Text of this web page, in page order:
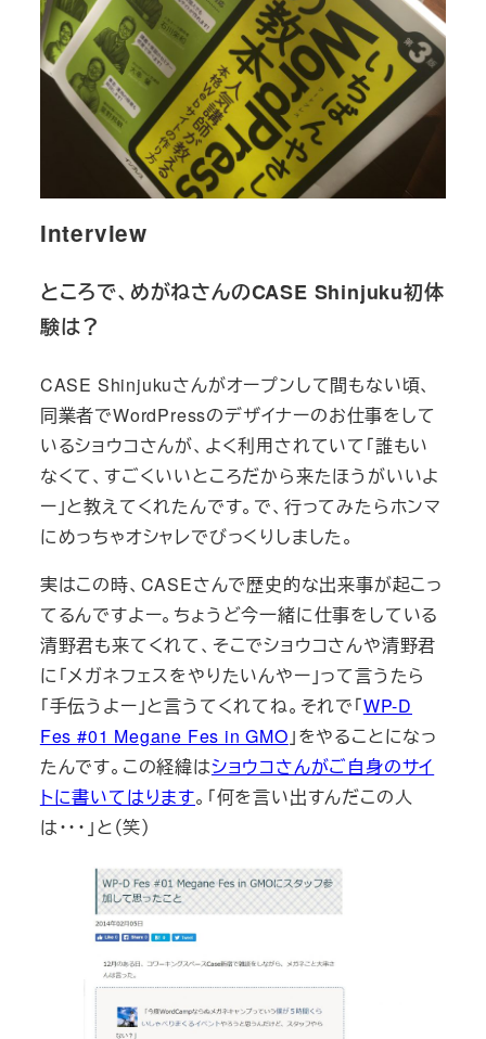
Interview
ところで、めがねさんのCASE Shinjuku初体
験は？
CASE Shinjukuさんがオープンして間もない頃、
同業者でWordPressのデザイナーのお仕事をして
いるショウコさんが、よく利用されていて「誰もい
なくて、すごくいいところだから来たほうがいいよ
ー」と教えてくれたんです。で、行ってみたらホンマ
にめっちゃオシャレでびっくりしました。
実はこの時、CASEさんで歴史的な出来事が起こっ
てるんですよー。ちょうど今一緒に仕事をしている
清野君も来てくれて、そこでショウコさんや清野君
に「メガネフェスをやりたいんやー」って言うたら
「手伝うよー」と言うてくれてね。それで「WP-D
Fes #01 Megane Fes in GMO 」をやることになっ
たんです。この経緯はショウコさんがご自身のサイ
トに書いてはります。「何を言い出すんだこの人
は・・・」と（笑）